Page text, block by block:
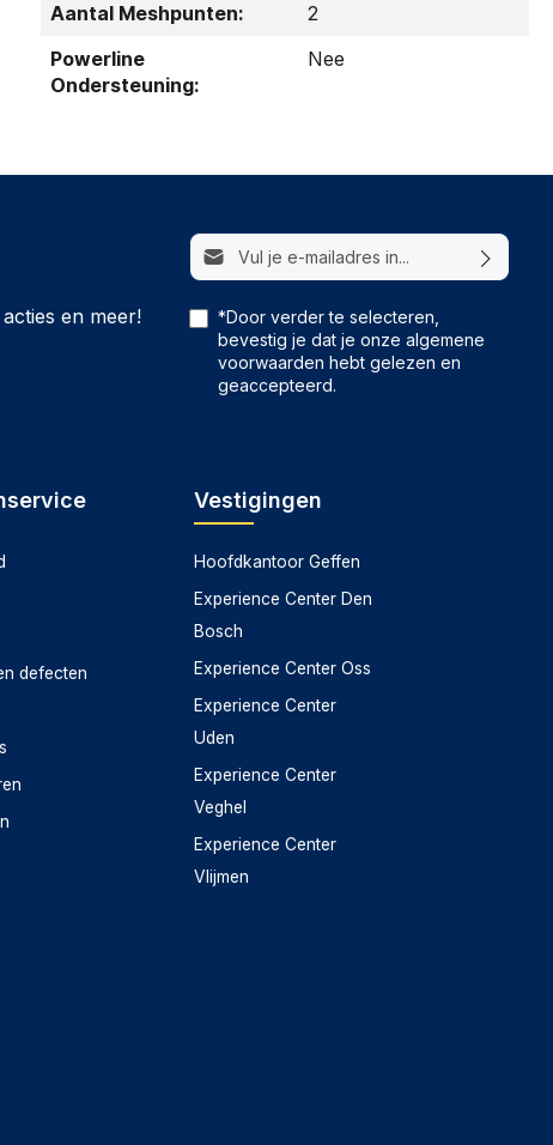
Aantal Meshpunten:
2
Powerline
Ondersteuning:
Nee
en meer!
E-mailadres*
*Door verder te selecteren,
bevestig je dat je onzealgemene
voorwaarden hebt gelezen en
geaccepteerd.
defecten
Vestigingen
Hoofdkantoor Geffen
Experience Center Den
Bosch
Experience Center Oss
Experience Center
Uden
Experience Center
Veghel
Experience Center
Vlijmen